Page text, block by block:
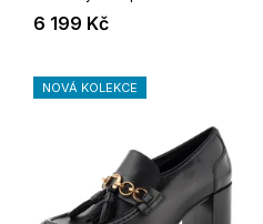
6 199 Kč
NOVÁ KOLEKCE